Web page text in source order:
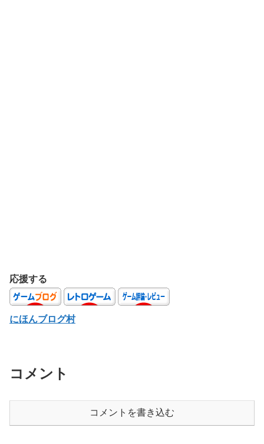
応援する
にほんブログ村
コメント
コメントを書き込む